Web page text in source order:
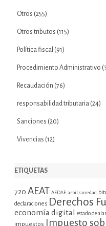
Otros (255)
Otros tributos (115)
Política fiscal (91)
Procedimiento Administrativo
Recaudación (76)
responsabilidad tributaria (24)
Sanciones (20)
Vivencias (12)
ETIQUETAS
720 AEAT AEDAF arbitrariedad
declaraciones Derechos
economía digital estado de
impuestos Impuesto